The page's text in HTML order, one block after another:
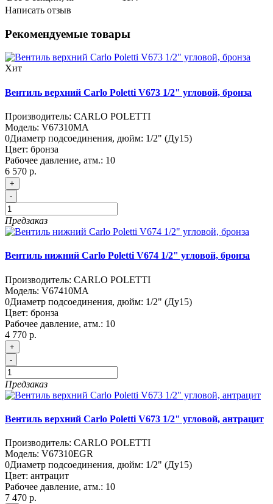
Написать отзыв
Рекомендуемые товары
Хит
Вентиль верхний Carlo Poletti V673 1/2" угловой, бронза
Производитель: CARLO POLETTI
Модель: V67310MA
0Диаметр подсоединения, дюйм: 1/2" (Ду15)
Цвет: бронза
Рабочее давление, атм.: 10
6 570 р.
+
-
Предзаказ
Вентиль нижний Carlo Poletti V674 1/2" угловой, бронза
Производитель: CARLO POLETTI
Модель: V67410MA
0Диаметр подсоединения, дюйм: 1/2" (Ду15)
Цвет: бронза
Рабочее давление, атм.: 10
4 770 р.
+
-
Предзаказ
Вентиль верхний Carlo Poletti V673 1/2" угловой, антрацит
Производитель: CARLO POLETTI
Модель: V67310EGR
0Диаметр подсоединения, дюйм: 1/2" (Ду15)
Цвет: антрацит
Рабочее давление, атм.: 10
7 470 р.